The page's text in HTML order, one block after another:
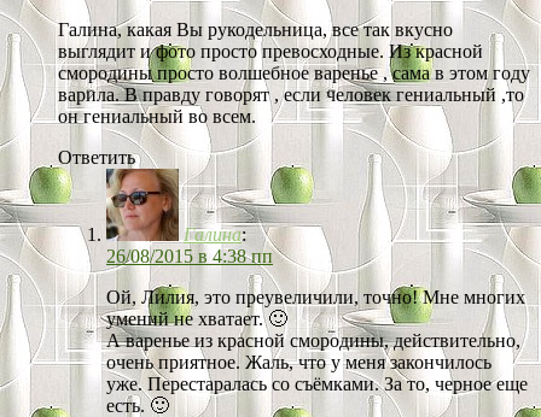
Галина, какая Вы рукодельница, все так вкусно
выглядит и фото просто превосходные. Из красной
смородины просто волшебное варенье , сама в этом году
варила. В правду говорят , если человек гениальный ,то
он гениальный во всем.
Ответить
Галина:
26/08/2015 в 4:38 пп
Ой, Лилия, это преувеличили, точно! Мне многих
умений не хватает. 🙂
А варенье из красной смородины, действительно,
очень приятное. Жаль, что у меня закончилось
уже. Перестаралась со съёмками. За то, черное еще
есть. 🙂